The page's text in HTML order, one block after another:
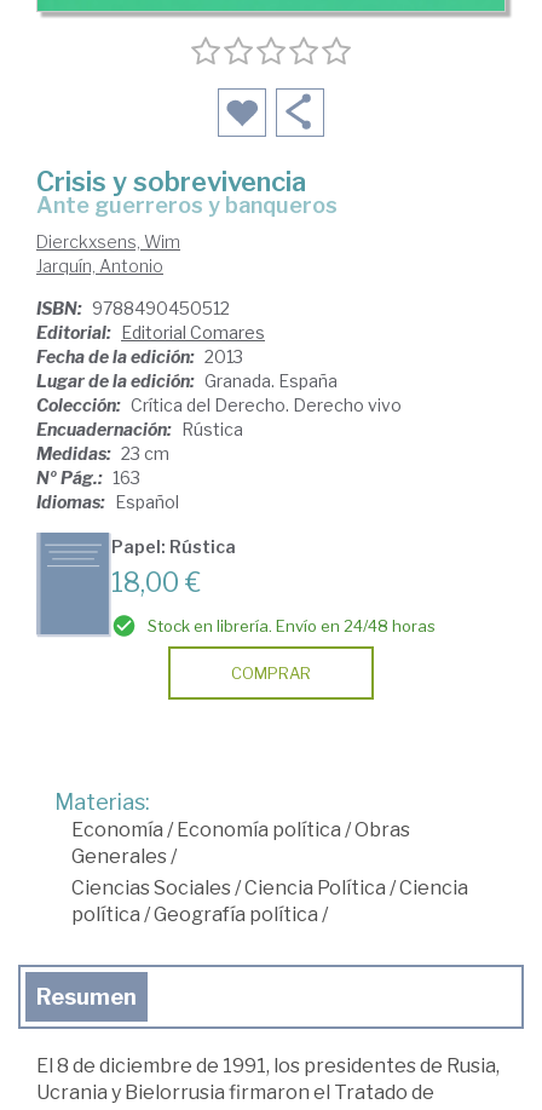
Crisis y sobrevivencia
ante guerreros y banqueros
Dierckxsens, Wim
Jarquín, Antonio
ISBN: 9788490450512
Editorial: Editorial Comares
Fecha de la edición: 2013
Lugar de la edición: Granada. España
Colección: Crítica del Derecho. Derecho vivo
Encuadernación: Rústica
Medidas: 23 cm
Nº Pág.: 163
Idiomas: Español
Papel: Rústica
18,00 €
Stock en librería. Envío en 24/48 horas
COMPRAR
Materias:
Economía /Economía política /Obras
Generales /
Ciencias Sociales /Ciencia Política /Ciencia
política /Geografía política /
Resumen
El 8 de diciembre de 1991, los presidentes de Rusia,
Ucrania y Bielorrusia firmaron el Tratado de